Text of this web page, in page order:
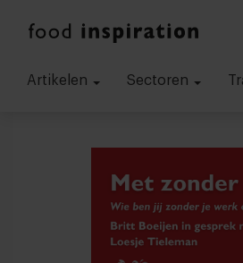
Artikelen Sectoren